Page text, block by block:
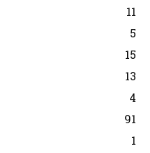
11
5
15
13
4
91
1